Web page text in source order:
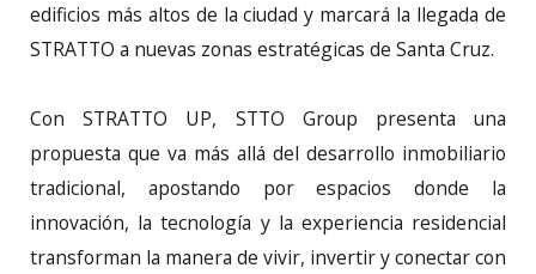
edificios más altos de la ciudad y marcará la llegada de
STRATTO a nuevas zonas estratégicas de Santa Cruz.
Con STRATTO UP, STTO Group presenta una
propuesta que va más allá del desarrollo inmobiliario
tradicional, apostando por espacios donde la
innovación, la tecnología y la experiencia residencial
transforman la manera de vivir, invertir y conectar con